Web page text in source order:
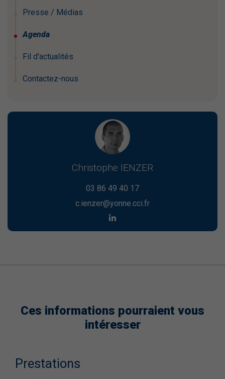
Presse / Médias
Agenda
Fil d'actualités
Contactez-nous
Christophe IENZER
03 86 49 40 17
c.ienzer@yonne.cci.fr
Ces informations pourraient vous
intéresser
Prestations